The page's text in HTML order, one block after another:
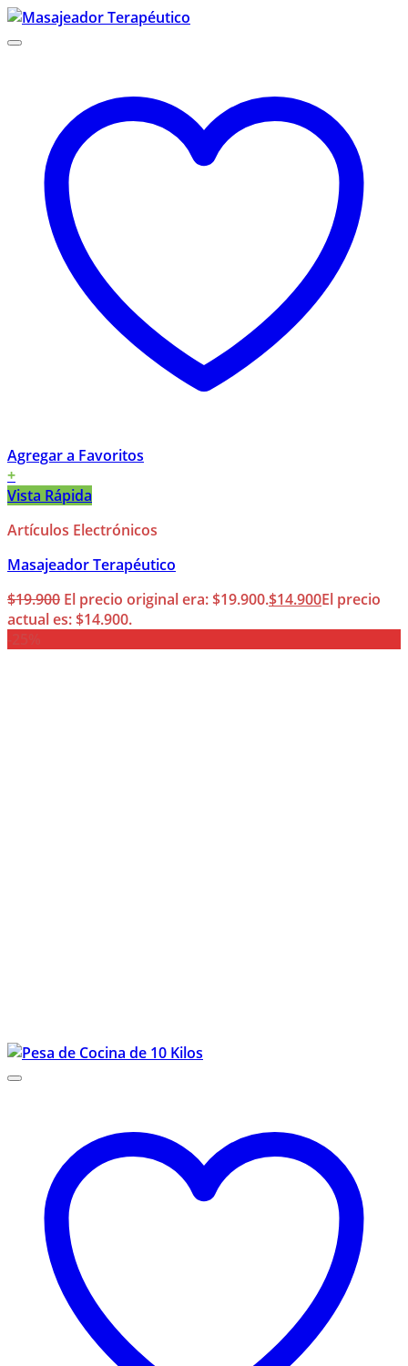
Agregar a Favoritos
+
Vista Rápida
Artículos Electrónicos
Masajeador Terapéutico
$19.900 El precio original era: $19.900.$14.900El precio
actual es: $14.900.